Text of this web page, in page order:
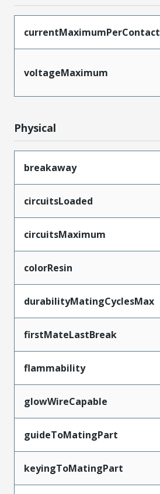
currentMaximumPerContact
voltageMaximum
Physical
breakaway
circuitsLoaded
circuitsMaximum
colorResin
durabilityMatingCyclesMax
firstMateLastBreak
flammability
glowWireCapable
guideToMatingPart
keyingToMatingPart